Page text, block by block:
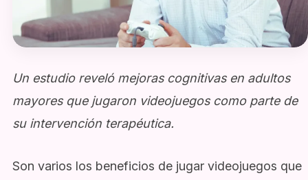
Un estudio reveló mejoras cognitivas en adultos
mayores que jugaron videojuegos como parte de
su intervención terapéutica.
Son varios los beneficios de jugar videojuegos que